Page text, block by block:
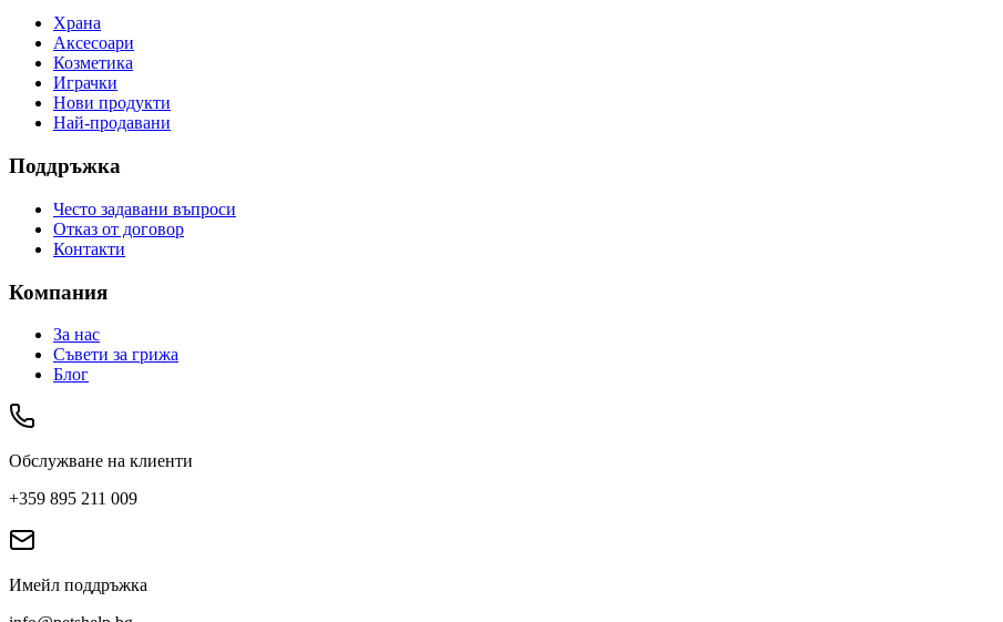
Храна
Аксесоари
Козметика
Играчки
Нови продукти
Най-продавани
Поддръжка
Често задавани въпроси
Отказ от договор
Контакти
Компания
За нас
Съвети за грижа
Блог
Обслужване на клиенти
+359 895 211 009
Имейл поддръжка